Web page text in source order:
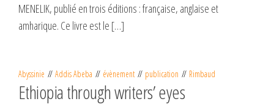
MENELIK, publié en trois éditions : française, anglaise et
amharique. Ce livre est le […]
Abyssinie Addis Abeba évènement publication Rimbaud
Ethiopia through writers’ eyes